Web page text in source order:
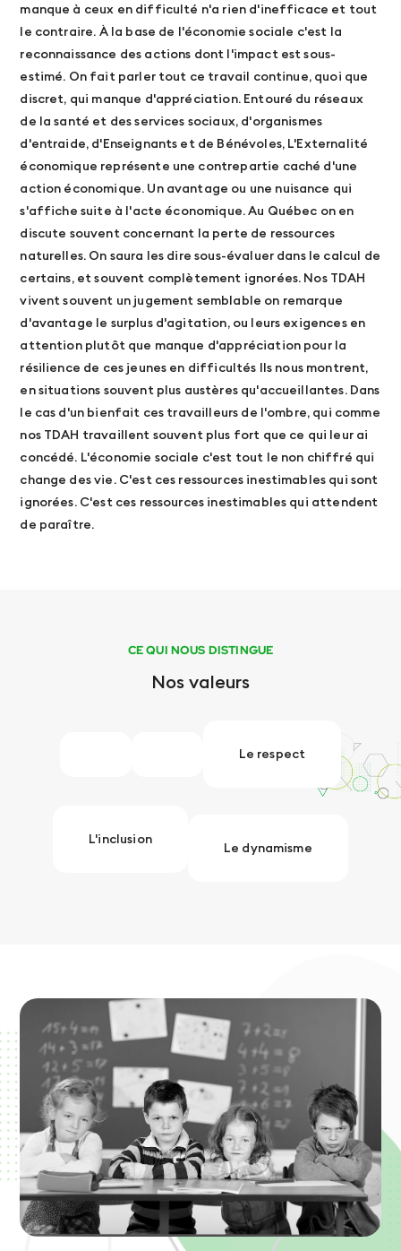
manque à ceux en difficulté n'a rien d'inefficace et tout
le contraire. À la base de l'économie sociale c'est la
reconnaissance des actions dont l'impact est sous-
estimé. On fait parler tout ce travail continue, quoi que
discret, qui manque d'appréciation. Entouré du réseaux
de la santé et des services sociaux, d'organismes
d'entraide, d'Enseignants et de Bénévoles, L'Externalité
économique représente une contrepartie caché d'une
action économique. Un avantage ou une nuisance qui
s'affiche suite à l'acte économique. Au Québec on en
discute souvent concernant la perte de ressources
naturelles. On saura les dire sous-évaluer dans le calcul de
certains, et souvent complètement ignorées. Nos TDAH
vivent souvent un jugement semblable on remarque
d'avantage le surplus d'agitation, ou leurs exigences en
attention plutôt que manque d'appréciation pour la
résilience de ces jeunes en difficultés Ils nous montrent,
en situations souvent plus austères qu'accueillantes. Dans
le cas d'un bienfait ces travailleurs de l'ombre, qui comme
nos TDAH travaillent souvent plus fort que ce qui leur ai
concédé. L'économie sociale c'est tout le non chiffré qui
change des vie. C'est ces ressources inestimables qui sont
ignorées. C'est ces ressources inestimables qui attendent
de paraître.
CE QUI NOUS DISTINGUE
Nos valeurs
Le respect
L'inclusion
Le dynamisme